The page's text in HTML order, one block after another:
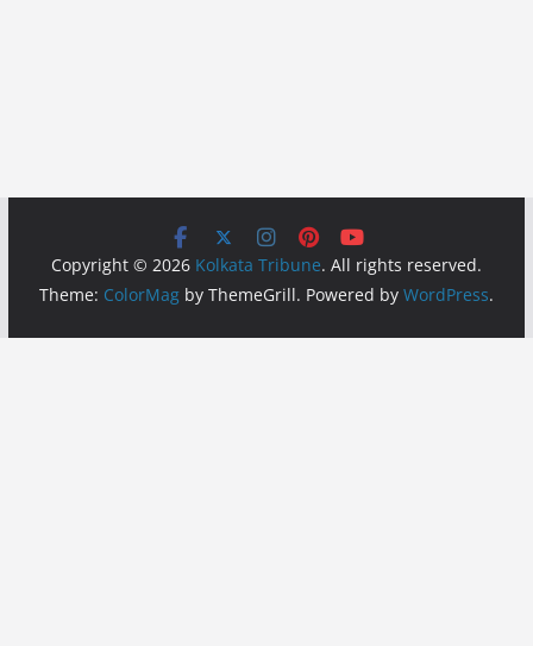
Copyright © 2026 Kolkata Tribune. All rights reserved.
Theme: ColorMagby ThemeGrill. Powered by WordPress.